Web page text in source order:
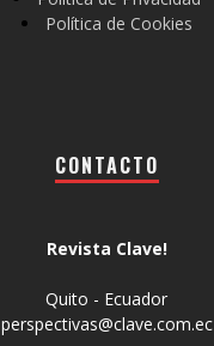
Política de Cookies
CONTACTO
Revista Clave!
Quito - Ecuador
perspectivas@clave.com.ec